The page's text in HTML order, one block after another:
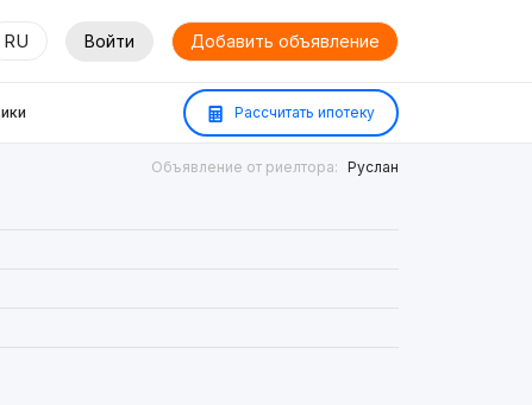
RU Войти Добавить объявление
Рассчитать ипотеку
Объявление от риелтора: Руслан